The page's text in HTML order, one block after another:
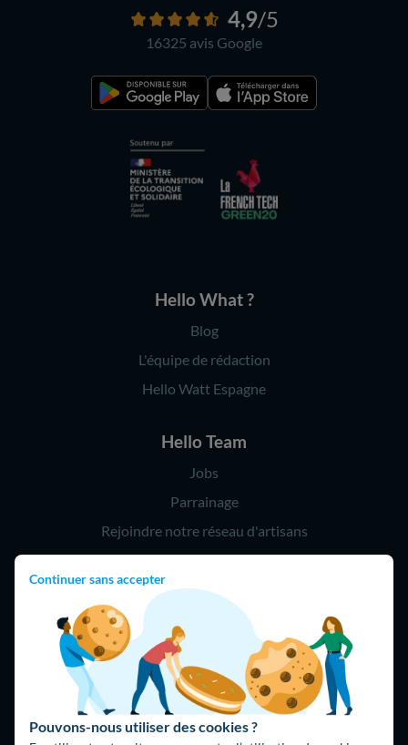
Continuer sans accepter
Pouvons-nous utiliser des cookies ?
4,9/5
16325 avis Google
Hello What ?
Blog
L'équipe de rédaction
Hello Watt Espagne
Hello Team
Jobs
Parrainage
Rejoindre notre réseau d'artisans
Hello !
09 75 18 60 60
(8h-21h)
75018 Paris